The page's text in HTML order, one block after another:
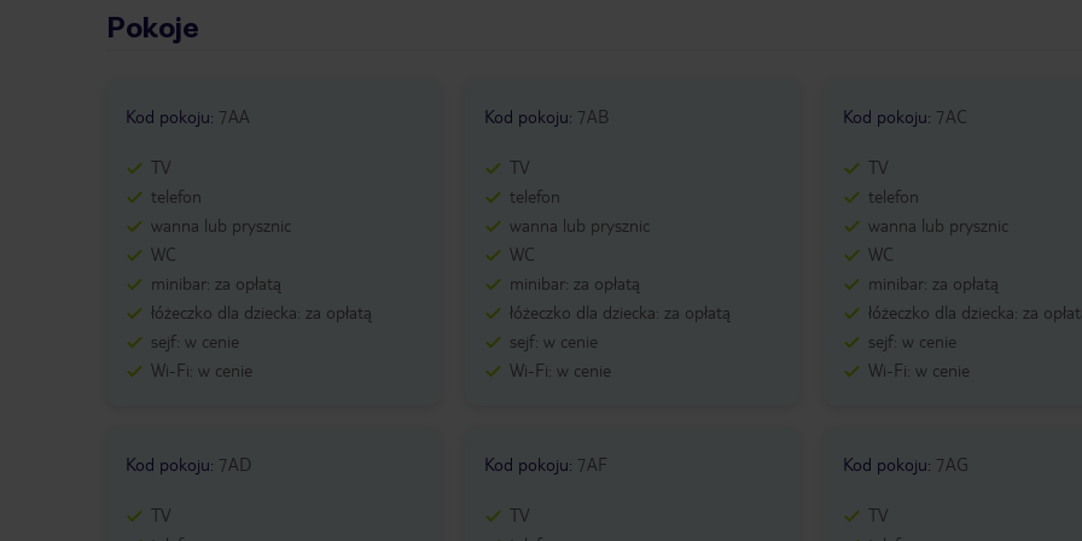
Pokoje
Kod pokoju: 7AA
TV
telefon
wanna lub prysznic
WC
minibar: za opłatą
łóżeczko dla dziecka: za opłatą
sejf: w cenie
Wi-Fi: w cenie
Kod pokoju: 7AB
TV
telefon
wanna lub prysznic
WC
minibar: za opłatą
łóżeczko dla dziecka: za opłatą
sejf: w cenie
Wi-Fi: w cenie
Kod pokoju: 7AC
TV
telefon
wanna lub prysznic
WC
minibar: za opłatą
łóżeczko dla dziecka: za
sejf: w cenie
Wi-Fi: w cenie
Kod pokoju: 7AD
TV
Kod pokoju: 7AF
TV
Kod pokoju: 7AG
TV